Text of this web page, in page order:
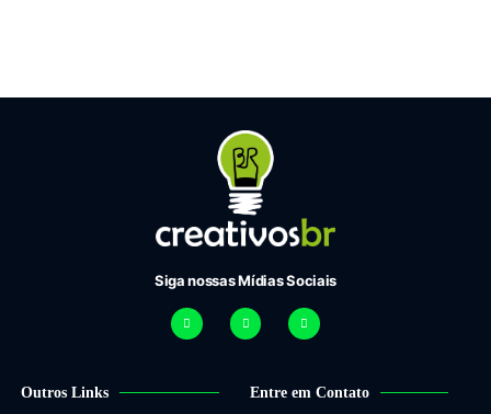
Siga nossas Mídias Sociais
Outros Links
Entre em Contato